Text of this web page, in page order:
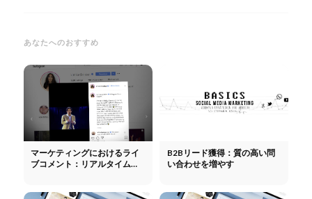
あなたへのおすすめ
マーケティングにおけるライ
ブコメント：リアルタイムの
B2Bリード獲得：質の高い問
い合わせを増やす